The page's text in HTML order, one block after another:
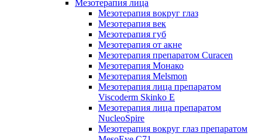
Мезотерапия лица
Мезотерапия вокруг глаз
Мезотерапия век
Мезотерапия губ
Мезотерапия от акне
Мезотерапия препаратом Curacen
Мезотерапия Монако
Мезотерапия Melsmon
Мезотерапия лица препаратом
Viscoderm Skinko E
Мезотерапия лица препаратом
NucleoSpire
Мезотерапия вокруг глаз препаратом